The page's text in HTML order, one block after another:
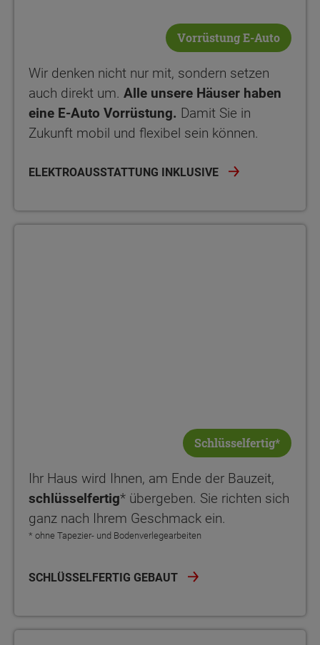
Vorrüstung E-Auto
Wir denken nicht nur mit, sondern setzen
auch direkt um. Alle unsere Häuser haben
eine E-Auto Vorrüstung. Damit Sie in
Zukunft mobil und flexibel sein können.
ELEKTROAUSSTATTUNG INKLUSIVE
Schlüsselfertig*
Ihr Haus wird Ihnen, am Ende der Bauzeit,
schlüsselfertig* übergeben. Sie richten sich
ganz nach Ihrem Geschmack ein.
* ohne Tapezier- und Bodenverlegearbeiten
SCHLÜSSELFERTIG GEBAUT